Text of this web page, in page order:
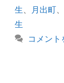
リ
グ
生 、 月出町、
生
コメント